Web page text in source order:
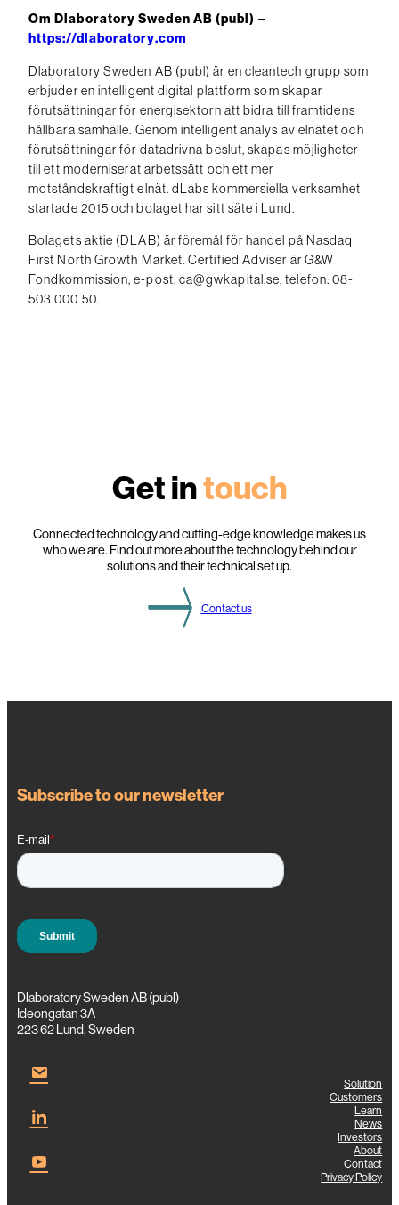
Om Dlaboratory Sweden AB (publ) –
https://dlaboratory.com
Dlaboratory Sweden AB (publ) är en cleantech grupp som
erbjuder en intelligent digital plattform som skapar
förutsättningar för energisektorn att bidra till framtidens
hållbara samhälle. Genom intelligent analys av elnätet och
förutsättningar för datadrivna beslut, skapas möjligheter
till ett moderniserat arbetssätt och ett mer
motståndskraftigt elnät. dLabs kommersiella verksamhet
startade 2015 och bolaget har sitt säte i Lund.
Bolagets aktie (DLAB) är föremål för handel på Nasdaq
First North Growth Market. Certified Adviser är G&W
Fondkommission, e-post: ca@gwkapital.se, telefon: 08-
503 000 50.
Get intouch
Connected technology and cutting-edge knowledge makes us
who we are. Find out more about the technology behind our
solutions and their technical set up.
Contact us
Subscribe to our newsletter
Dlaboratory Sweden AB (publ)
Ideongatan 3A
223 62 Lund, Sweden
Solution
Customers
Learn
News
Investors
About
Contact
Privacy Policy